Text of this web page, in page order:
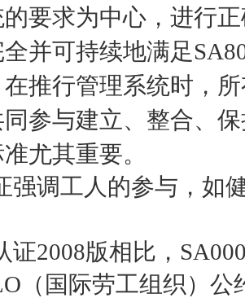
要求为中心，进行
并可持续地满足
推行管理系统时，
参与建立、整合、
尤其重要。
强调工人的参与，如
证2008版相比，
（国际劳工组织）公